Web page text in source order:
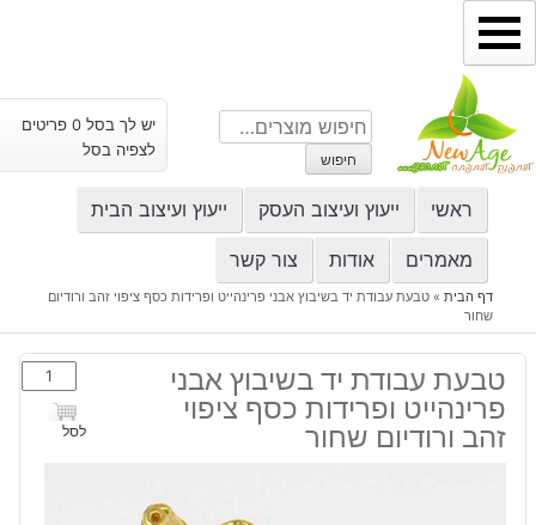
דילוג
לתוכן
חיפוש
עבור:
חיפוש
יש לך בסל 0 פריטים
לצפיה בסל
ראשי ייעוץ ועיצוב העסק ייעוץ ועיצוב הבית
מאמרים אודות צור קשר
דף הבית» טבעת עבודת יד בשיבוץ אבני פרינהייט ופרידות כסף ציפוי זהב ורודיום
שחור
טבעת עבודת יד בשיבוץ אבני
פרינהייט ופרידות כסף ציפוי
זהב ורודיום שחור
כמות
של
טבעת
לסל